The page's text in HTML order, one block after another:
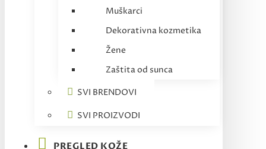
Muškarci
Dekorativna kozmetika
Žene
Zaštita od sunca
SVI BRENDOVI
SVI PROIZVODI
PREGLED KOŽE